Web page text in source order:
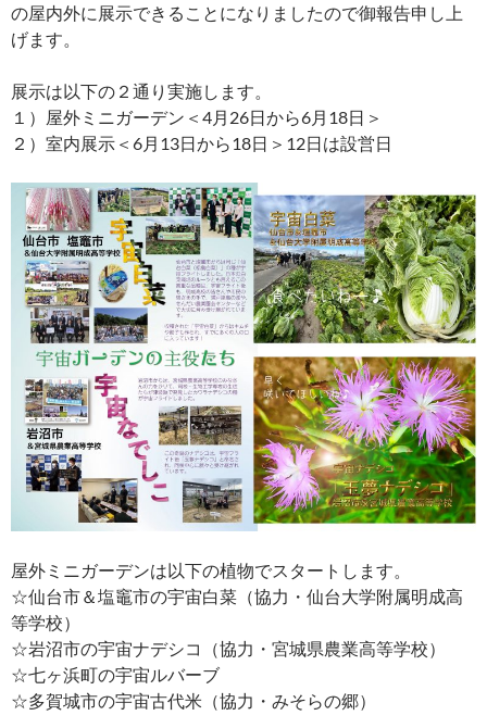
の屋内外に展示できることになりましたので御報告申し上
げます。
展示は以下の２通り実施します。
１）屋外ミニガーデン＜4月26日から6月18日＞
２）室内展示＜6月13日から18日＞12日は設営日
屋外ミニガーデンは以下の植物でスタートします。
☆仙台市＆塩竈市の宇宙白菜（協力・仙台大学附属明成高
等学校）
☆岩沼市の宇宙ナデシコ（協力・宮城県農業高等学校）
☆七ヶ浜町の宇宙ルバーブ
☆多賀城市の宇宙古代米（協力・みそらの郷）